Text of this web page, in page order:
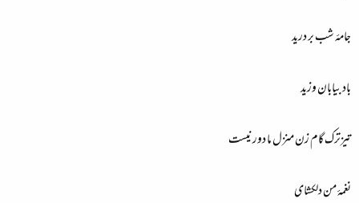
جامۂ شب بر درید
باد بیابان وزید
تیزترک گام زن منزل ما دور نیست
نغمۂ من دلکشای